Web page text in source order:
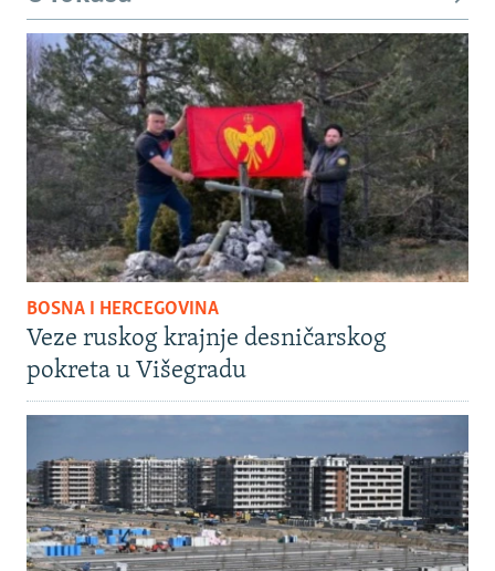
BOSNA I HERCEGOVINA
Veze ruskog krajnje desničarskog
pokreta u Višegradu